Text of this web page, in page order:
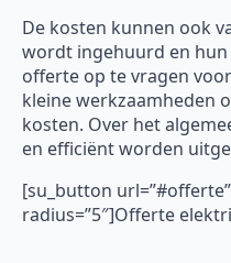
De kosten kunnen ook
wordt ingehuurd en hun
offerte op te vragen
kleine werkzaamheden
kosten. Over het
en efficiënt worden
[su_button
radius=”5″]Offerte